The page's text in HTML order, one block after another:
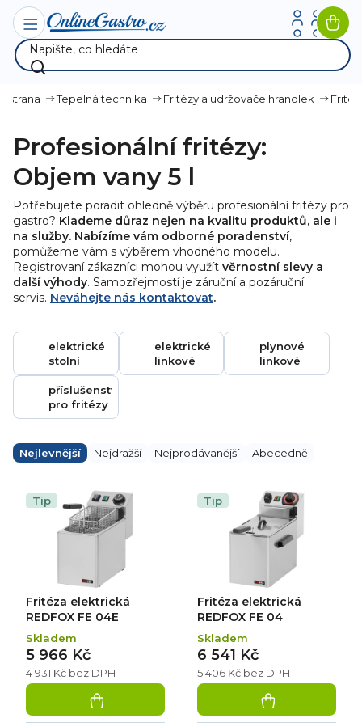
Přejít
obsah
strana Tepelná technika Fritézy a udržovače hranolek
Profesionální fritézy:
Objem vany 5 l
Potřebujete poradit ohledně výběru profesionální fritézy pro
gastro? Klademe důraz nejen na kvalitu produktů, ale i
na služby. Nabízíme vám odborné poradenství,
pomůžeme vám s výběrem vhodného modelu.
Registrovaní zákazníci mohou využít věrnostní slevy a
další výhody. Samozřejmostí je záruční a pozáruční
servis. Neváhejte nás kontaktovat.
elektrické
stolní
elektrické
linkové
plynové
linkové
příslušenství
pro fritézy
a
z
Nejlevnější Nejdražší Nejprodávanější Abecedně
Tip
Fritéza elektrická
REDFOX FE 04E
Skladem
4 931 Kč bez DPH
5 966 Kč
Tip
Fritéza elektrická
REDFOX FE 04
Skladem
5 406 Kč bez DPH
6 541 Kč